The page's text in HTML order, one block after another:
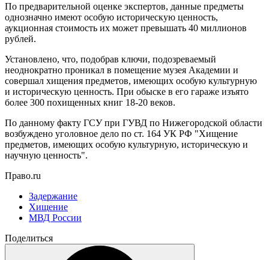
По предварительной оценке экспертов, данные предметы
однозначно имеют особую историческую ценность,
аукционная стоимость их может превышать 40 миллионов
рублей.
Установлено, что, подобрав ключи, подозреваемый
неоднократно проникал в помещение музея Академии и
совершал хищения предметов, имеющих особую культурную
и историческую ценность. При обыске в его гараже изъято
более 300 похищенных книг 18-20 веков.
По данному факту ГСУ при ГУВД по Нижегородской области
возбуждено уголовное дело по ст. 164 УК РФ "Хищение
предметов, имеющих особую культурную, историческую и
научную ценность".
Право.ru
Задержание
Хищение
МВД России
Поделиться